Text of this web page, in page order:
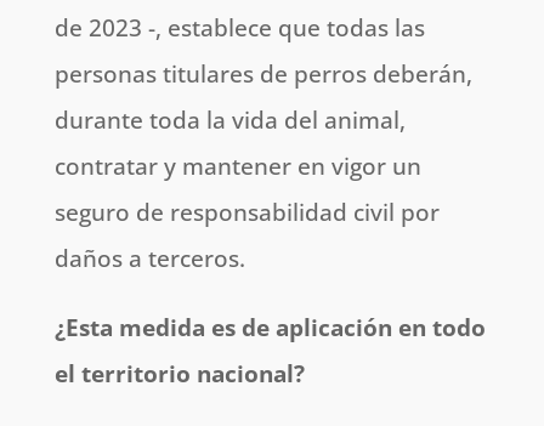
de 2023 -, establece que todas las
personas titulares de perros deberán,
durante toda la vida del animal,
contratar y mantener en vigor un
seguro de responsabilidad civil por
daños a terceros.
¿Esta medida es de aplicación en todo
el territorio nacional?